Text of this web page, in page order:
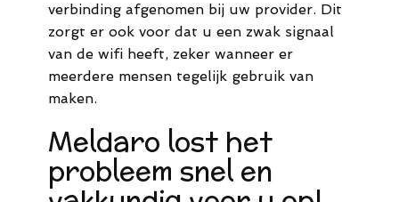
verbinding afgenomen bij uw provider. Dit
zorgt er ook voor dat u een zwak signaal
van de wifi heeft, zeker wanneer er
meerdere mensen tegelijk gebruik van
maken.
Meldaro lost het
probleem snel en